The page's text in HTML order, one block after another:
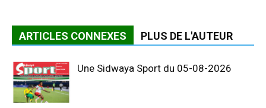
ARTICLES CONNEXES PLUS DE L'AUTEUR
Une Sidwaya Sport du 05-08-2026